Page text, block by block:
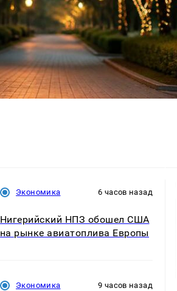
Экономика 6 часов назад
Нигерийский НПЗ обошел США
на рынке авиатоплива Европы
Экономика 9 часов назад